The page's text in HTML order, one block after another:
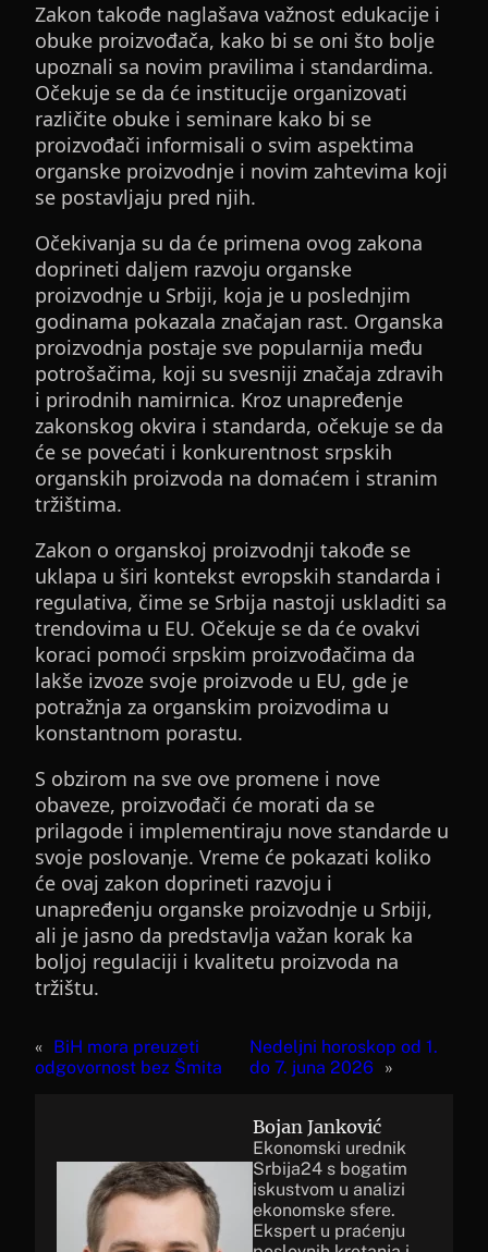
Zakon takođe naglašava važnost edukacije i
obuke proizvođača, kako bi se oni što bolje
upoznali sa novim pravilima i standardima.
Očekuje se da će institucije organizovati
različite obuke i seminare kako bi se
proizvođači informisali o svim aspektima
organske proizvodnje i novim zahtevima koji
se postavljaju pred njih.
Očekivanja su da će primena ovog zakona
doprineti daljem razvoju organske
proizvodnje u Srbiji, koja je u poslednjim
godinama pokazala značajan rast. Organska
proizvodnja postaje sve popularnija među
potrošačima, koji su svesniji značaja zdravih
i prirodnih namirnica. Kroz unapređenje
zakonskog okvira i standarda, očekuje se da
će se povećati i konkurentnost srpskih
organskih proizvoda na domaćem i stranim
tržištima.
Zakon o organskoj proizvodnji takođe se
uklapa u širi kontekst evropskih standarda i
regulativa, čime se Srbija nastoji uskladiti sa
trendovima u EU. Očekuje se da će ovakvi
koraci pomoći srpskim proizvođačima da
lakše izvoze svoje proizvode u EU, gde je
potražnja za organskim proizvodima u
konstantnom porastu.
S obzirom na sve ove promene i nove
obaveze, proizvođači će morati da se
prilagode i implementiraju nove standarde u
svoje poslovanje. Vreme će pokazati koliko
će ovaj zakon doprineti razvoju i
unapređenju organske proizvodnje u Srbiji,
ali je jasno da predstavlja važan korak ka
boljoj regulaciji i kvalitetu proizvoda na
tržištu.
« BiH mora preuzeti
odgovornost bez Šmita
Nedeljni horoskop od 1.
do 7. juna 2026 »
Bojan Janković
Ekonomski urednik
Srbija24 s bogatim
iskustvom u analizi
ekonomske sfere.
Ekspert u praćenju